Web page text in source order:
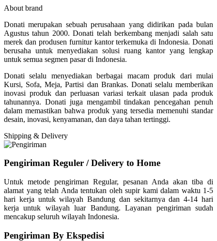
About brand
Donati merupakan sebuah perusahaan yang didirikan pada bulan
Agustus tahun 2000. Donati telah berkembang menjadi salah satu
merek dan produsen furnitur kantor terkemuka di Indonesia. Donati
berusaha untuk menyediakan solusi ruang kantor yang lengkap
untuk semua segmen pasar di Indonesia.
Donati selalu menyediakan berbagai macam produk dari mulai
Kursi, Sofa, Meja, Partisi dan Brankas. Donati selalu memberikan
inovasi produk dan perluasan variasi terkait ulasan pada produk
tahunannya. Donati juga mengambil tindakan pencegahan penuh
dalam memastikan bahwa produk yang tersedia memenuhi standar
desain, inovasi, kenyamanan, dan daya tahan tertinggi.
Shipping & Delivery
Pengiriman Reguler / Delivery to Home
Untuk metode pengiriman Regular, pesanan Anda akan tiba di
alamat yang telah Anda tentukan oleh supir kami dalam waktu 1-5
hari kerja untuk wilayah Bandung dan sekitarnya dan 4-14 hari
kerja untuk wilayah luar Bandung. Layanan pengiriman sudah
mencakup seluruh wilayah Indonesia.
Pengiriman By Ekspedisi